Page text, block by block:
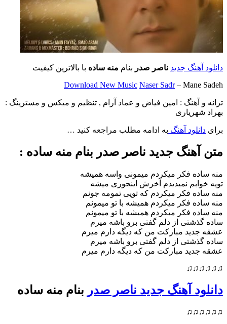
دانلود آهنگ جدید ناصر صدر بنام منه ساده با بالاترین کیفیت
Download New Music Naser Sadr– Mane Sadeh
ترانه و آهنگ : امین فیاض و عماد آرام , تنظیم و میکس و مسترینگ :
بهراد شهریاری
برای دانلود آهنگ به ادامه مطلب مراجعه کنید …
متن آهنگ جدید ناصر صدر بنام منه ساده :
منه ساده فکر میکردم میمونی واسه همیشه
تویه خوابم نمیدیدم آخرش اینجوری میشه
منه ساده فکر میکردم که تویی تمومه جونم
منه ساده فکر میکردم همیشه با تو میمونم
منه ساده فکر میکردم همیشه با تو میمونم
ساده گذشتی از دلم گفتی برو باشه میرم
عشقه جدید مبارکت من که دیگه دارم میرم
ساده گذشتی از دلم گفتی برو باشه میرم
عشقه جدید مبارکت من که دیگه دارم میرم
♫♫♫♫♫♫
دانلود آهنگ جدید ناصر صدر بنام منه ساده
♫♫♫♫♫♫